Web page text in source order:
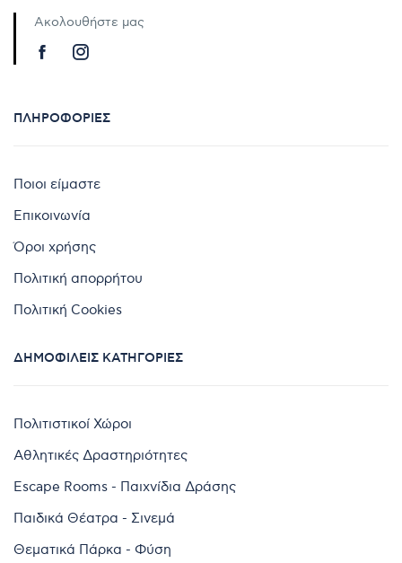
Ακολουθήστε μας
ΠΛΗΡΟΦΟΡΊΕΣ
Ποιοι είμαστε
Επικοινωνία
Όροι χρήσης
Πολιτική απορρήτου
Πολιτική Cookies
ΔΗΜΟΦΙΛΕΊΣ ΚΑΤΗΓΟΡΊΕΣ
Πολιτιστικοί Χώροι
Αθλητικές Δραστηριότητες
Escape Rooms - Παιχνίδια Δράσης
Παιδικά Θέατρα - Σινεμά
Θεματικά Πάρκα - Φύση